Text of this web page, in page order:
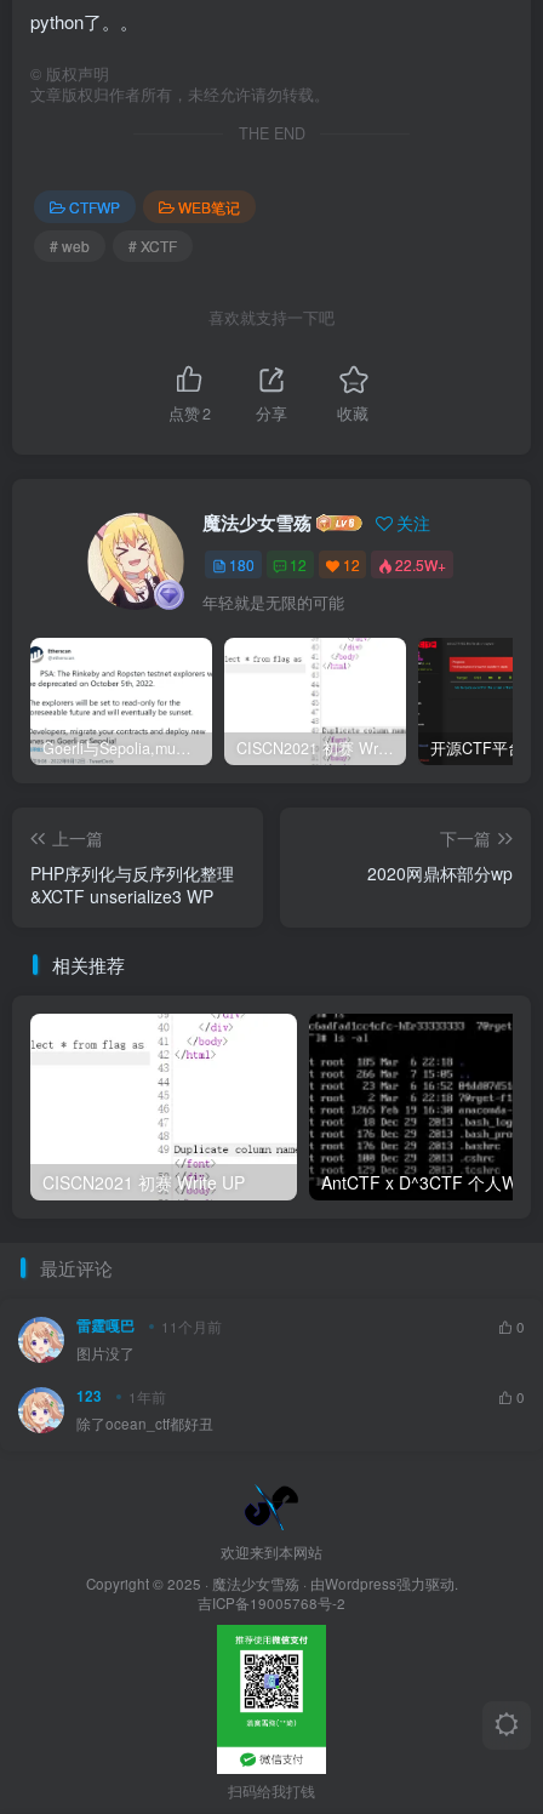
python了。。
© 版权声明
文章版权归作者所有，未经允许请勿转载。
THE END
CTFWP
WEB笔记
# web
# XCTF
喜欢就支持一下吧
点赞2 分享 收藏
魔法少女雪殇 关注
180 12 12 22.5W+
年轻就是无限的可能
Goerli与Sepolia,mumbai测试币领取 CISCN2021 初赛 Write UP
上一篇
PHP序列化与反序列化整理
&XCTF unserialize3 WP
下一篇
2020网鼎杯部分wp
相关推荐
CISCN2021 初赛 Write UP
最近评论
雷霆嘎巴 11个月前
0
图片没了
123 1年前
0
除了ocean_ctf都好丑
欢迎来到本网站
Copyright © 2025 · 魔法少女雪殇· 由Wordpress强力驱动.
吉ICP备19005768号-2
扫码给我打钱